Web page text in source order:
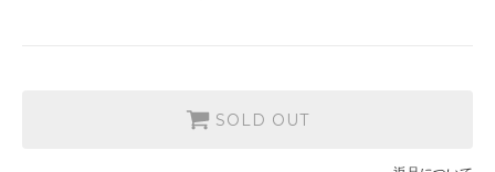
SOLD OUT